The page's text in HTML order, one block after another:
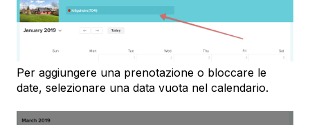
Per aggiungere una prenotazione o bloccare le
date, selezionare una data vuota nel calendario.